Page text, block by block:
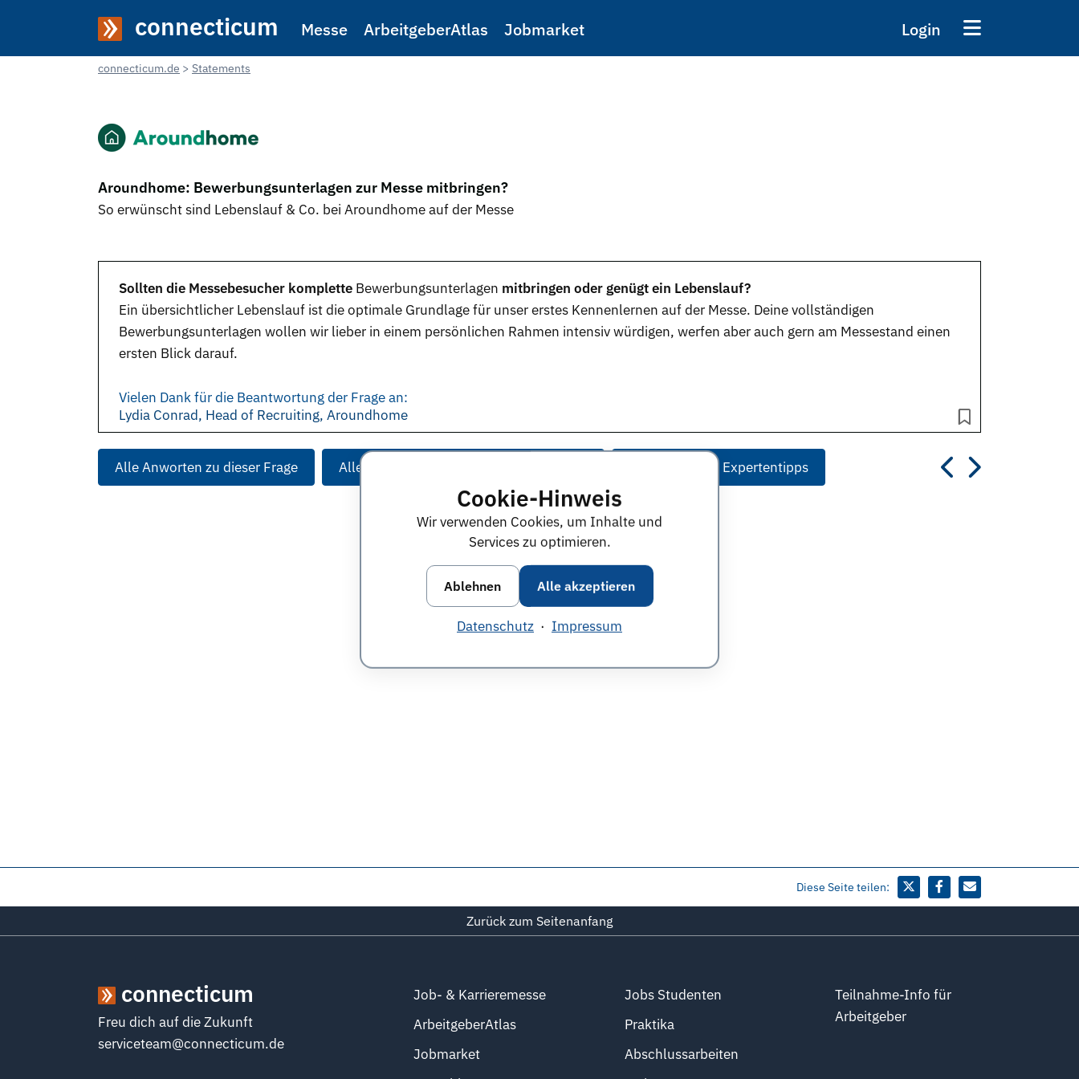
Cookie-Hinweis
Wir verwenden Cookies, um Inhalte und
Services zu optimieren.
Ablehnen Alle akzeptieren
Datenschutz · Impressum
connecticum Messe ArbeitgeberAtlas Jobmarket Login
connecticum.de Statements
Aroundhome: Bewerbungsunterlagen zur Messe mitbringen?
So erwünscht sind Lebenslauf & Co. bei Aroundhome auf der Messe
Sollten die Messebesucher komplette Bewerbungsunterlagen mitbringen oder genügt ein Lebenslauf?
Ein übersichtlicher Lebenslauf ist die optimale Grundlage für unser erstes Kennenlernen auf der Messe. Deine vollständigen
Bewerbungsunterlagen wollen wir lieber in einem persönlichen Rahmen intensiv würdigen, werfen aber auch gern am Messestand einen
ersten Blick darauf.
Vielen Dank für die Beantwortung der Frage an:
Lydia Conrad, Head of Recruiting, Aroundhome
Alle Anworten zu dieser Frage Alle Anworten von diesem Unternehmen Alle Themen & Expertentipps
Diese Seite teilen:
Zurück zum Seitenanfang
connecticum
Freu dich auf die Zukunft
serviceteam@connecticum.de
Job- & Karrieremesse
ArbeitgeberAtlas
Jobmarket
Jobs Studenten
Praktika
Abschlussarbeiten
Teilnahme-Info für
Arbeitgeber